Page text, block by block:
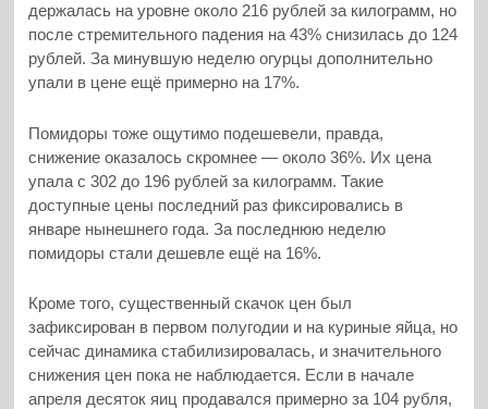
держалась на уровне около 216 рублей за килограмм, но
после стремительного падения на 43% снизилась до 124
рублей. За минувшую неделю огурцы дополнительно
упали в цене ещё примерно на 17%.
Помидоры тоже ощутимо подешевели, правда,
снижение оказалось скромнее — около 36%. Их цена
упала с 302 до 196 рублей за килограмм. Такие
доступные цены последний раз фиксировались в
январе нынешнего года. За последнюю неделю
помидоры стали дешевле ещё на 16%.
Кроме того, существенный скачок цен был
зафиксирован в первом полугодии и на куриные яйца, но
сейчас динамика стабилизировалась, и значительного
снижения цен пока не наблюдается. Если в начале
апреля десяток яиц продавался примерно за 104 рубля,